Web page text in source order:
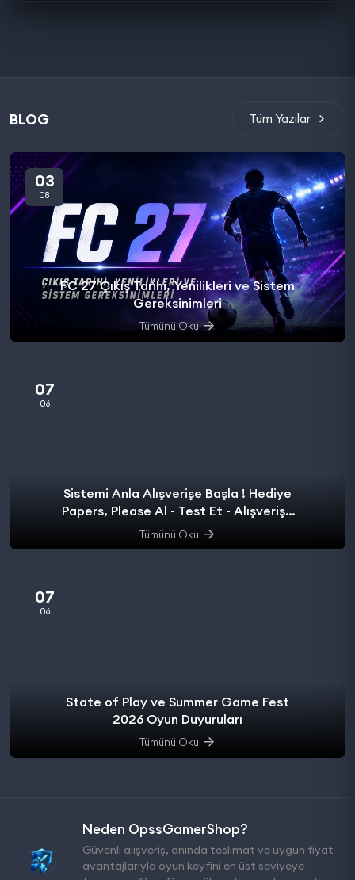
BLOG Tüm Yazılar
03
08
FC 27 Çıkış Tarihi, Yenilikleri ve Sistem
Gereksinimleri
Tümünü Oku
07
06
Sistemi Anla Alışverişe Başla ! Hediye
Papers, Please Al - Test Et - Alışverişe
başla.
Tümünü Oku
07
06
State of Play ve Summer Game Fest
2026 Oyun Duyuruları
Tümünü Oku
Neden OpssGamerShop?
Güvenli alışveriş, anında teslimat ve uygun fiyat
avantajlarıyla oyun keyfini en üst seviyeye